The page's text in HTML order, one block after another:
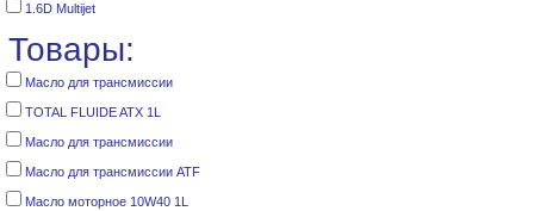
1.6D Multijet
Товары:
Масло для трансмиссии
TOTAL FLUIDE ATX 1L
Масло для трансмиссии
Масло для трансмиссии ATF
Масло моторное 10W40 1L